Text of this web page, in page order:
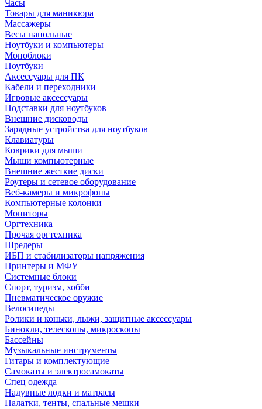
Часы
Товары для маникюра
Массажеры
Весы напольные
Ноутбуки и компьютеры
Моноблоки
Ноутбуки
Аксессуары для ПК
Кабели и переходники
Игровые аксессуары
Подставки для ноутбуков
Внешние дисководы
Зарядные устройства для ноутбуков
Клавиатуры
Коврики для мыши
Мыши компьютерные
Внешние жесткие диски
Роутеры и сетевое оборудование
Веб-камеры и микрофоны
Компьютерные колонки
Мониторы
Оргтехника
Прочая оргтехника
Шредеры
ИБП и стабилизаторы напряжения
Принтеры и МФУ
Системные блоки
Спорт, туризм, хобби
Пневматическое оружие
Велосипеды
Ролики и коньки, лыжи, защитные аксессуары
Бинокли, телескопы, микроскопы
Бассейны
Музыкальные инструменты
Гитары и комплектующие
Самокаты и электросамокаты
Спец одежда
Надувные лодки и матрасы
Палатки, тенты, спальные мешки